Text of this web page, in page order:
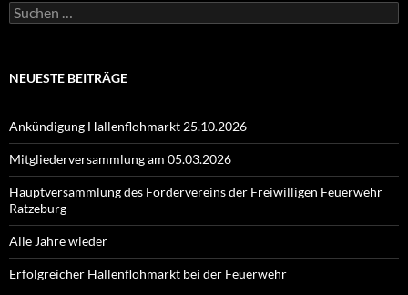
Suchen
nach:
NEUESTE BEITRÄGE
Ankündigung Hallenflohmarkt 25.10.2026
Mitgliederversammlung am 05.03.2026
Hauptversammlung des Fördervereins der Freiwilligen Feuerwehr
Ratzeburg
Alle Jahre wieder
Erfolgreicher Hallenflohmarkt bei der Feuerwehr